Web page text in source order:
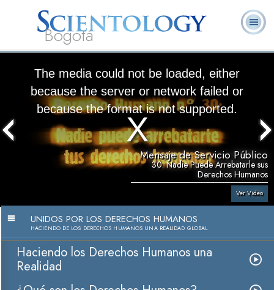
Bogotá
The media could not be loaded, either
because the server or network failed or
because the format is not supported.
Mensaje de Servicio Público
30. Nadie Puede Arrebatarle sus
Derechos Humanos
Ver Video
UNIDOS POR LOS DERECHOS HUMANOS
HACIENDO DE LOS DERECHOS HUMANOS UNA REALIDAD GLOBAL
Haciendo los Derechos Humanos una
Realidad